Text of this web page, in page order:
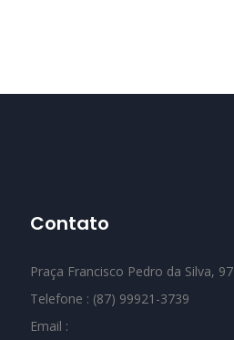
Contato
Praça Francisco Pedro da Silva, 97
Telefone : (87) 99921-3739
Email :